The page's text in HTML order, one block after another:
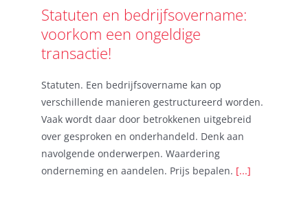
Statuten en bedrijfsovername:
voorkom een ongeldige
transactie!
Statuten. Een bedrijfsovername kan op
verschillende manieren gestructureerd worden.
Vaak wordt daar door betrokkenen uitgebreid
over gesproken en onderhandeld. Denk aan
navolgende onderwerpen. Waardering
onderneming en aandelen. Prijs bepalen. [...]